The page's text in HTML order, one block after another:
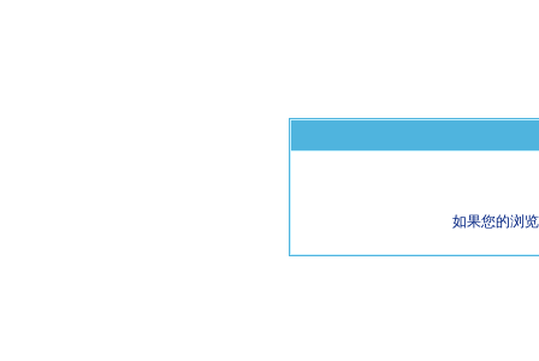
如果您的浏